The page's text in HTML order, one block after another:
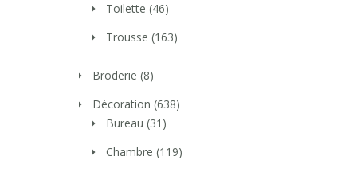
Toilette (46)
Trousse (163)
Broderie (8)
Décoration (638)
Bureau (31)
Chambre (119)